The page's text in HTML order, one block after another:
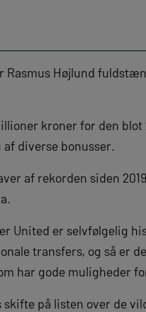
Rasmus Højlund
kroner for den
diverse bonusser.
af rekorden siden
United er selvfølgelig
transfers, og så er
har gode muligheder
på listen over de